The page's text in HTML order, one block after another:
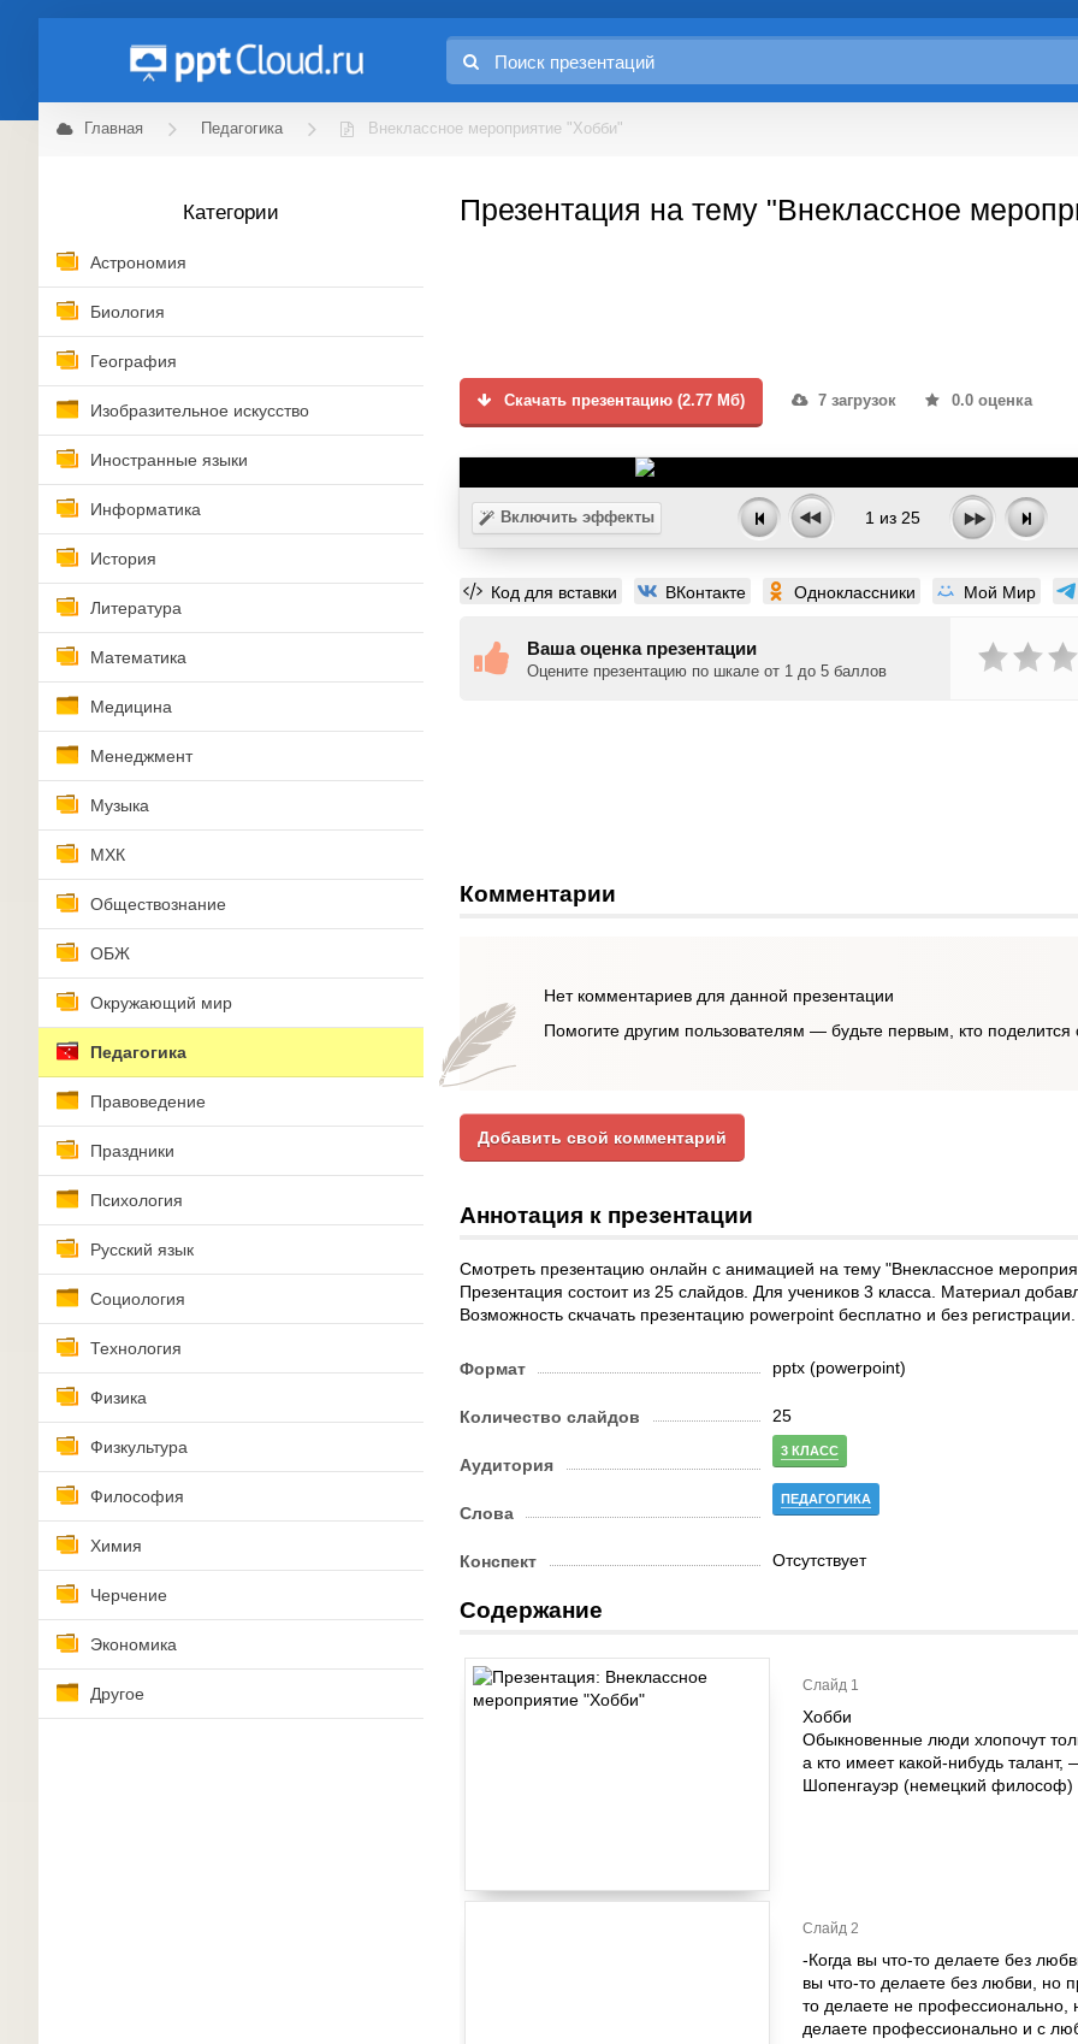
Главная Педагогика Внеклассное мероприятие "Хобби"
Категории
Астрономия
Биология
География
Изобразительное искусство
Иностранные языки
Информатика
История
Литература
Математика
Медицина
Менеджмент
Музыка
МХК
Обществознание
ОБЖ
Окружающий мир
Педагогика
Правоведение
Праздники
Психология
Русский язык
Социология
Технология
Физика
Физкультура
Философия
Химия
Черчение
Экономика
Другое
Презентация на тему "Внеклассное
Скачать презентацию (2.77 Мб) 7 загрузок 0.0 оценка
Включить эффекты 1 из 25
Код для вставки ВКонтакте Одноклассники Мой Мир
Ваша оценка презентации
Оцените презентацию по шкале от 1 до 5 баллов
Комментарии
Нет комментариев для данной презентации
Помогите другим пользователям — будьте первым, кто
Добавить свой комментарий
Аннотация к презентации
Смотреть презентацию онлайн с анимацией на тему "Внеклассное
Презентация состоит из 25 слайдов. Для учеников 3 класса. Материал
Возможность скчачать презентацию powerpoint бесплатно и без
Формат pptx (powerpoint)
Количество слайдов 25
Аудитория
3 КЛАСС
Слова
ПЕДАГОГИКА
Конспект Отсутствует
Содержание
Слайд 1
Хобби
Обыкновенные люди хлопочут
а кто имеет какой-нибудь
Шопенгауэр (немецкий философ)
Слайд 2
-Когда вы что-то делаете без
вы что-то делаете без любви, но
то делаете не
делаете профессионально и с